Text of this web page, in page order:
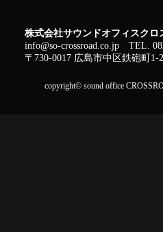
株式会社サウンドオフィスクロ
info@so-crossroad.co.jp
TEL.
〒730-0017 広島市中区鉄砲町1-
copyright© sound office